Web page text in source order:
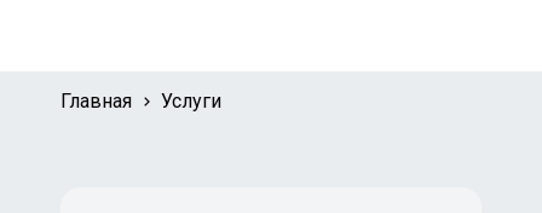
Главная Услуги